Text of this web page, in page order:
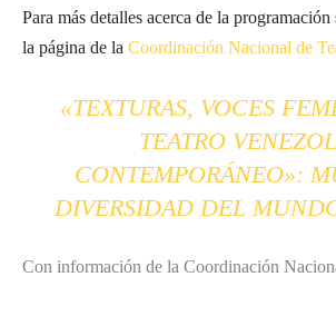
Para más detalles acerca de la
la página de la Coordinación Nacional de
«TEXTURAS, VOCES
TEATRO
CONTEMPORÁNEO»:
DIVERSIDAD DEL
Con información de la Coordinación